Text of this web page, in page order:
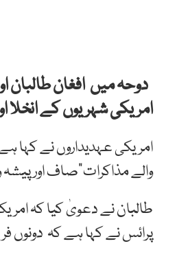
دوحہ میں افغان طالبان
امریکی شہریوں کے انخلا
امریکی عہدیداروں نے کہا
والے مذاکرات”صاف اور
طالبان نے دعویٰ کیا کہ
پرائس نے کہا ہے کہ دونوں